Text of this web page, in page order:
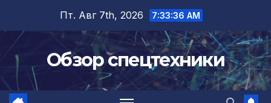
содержимому
Пт. Авг 7th, 2026 7:33:37 AM
Обзор спецтехники